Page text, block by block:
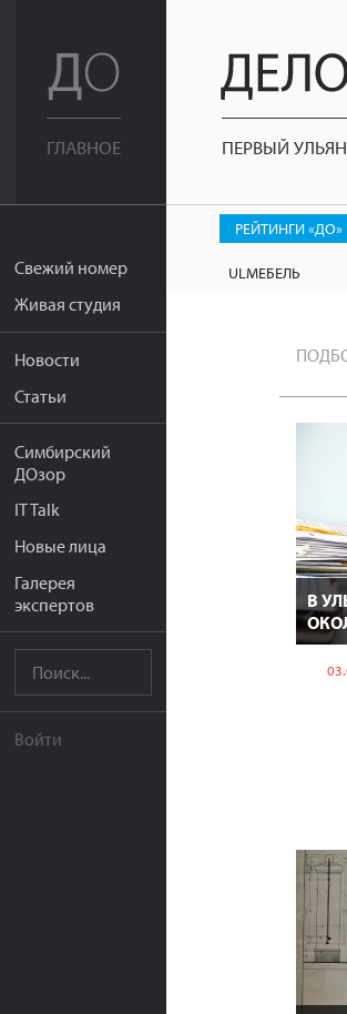
ГЛАВНОЕ
Свежий номер
Живая студия
Новости
Статьи
Симбирский
ДОзор
IT Talk
Новые лица
Галерея
экспертов
Войти
ПЕРВЫЙ
РЕЙТИНГИ «ДО»
ULМЕБЕЛЬ
В